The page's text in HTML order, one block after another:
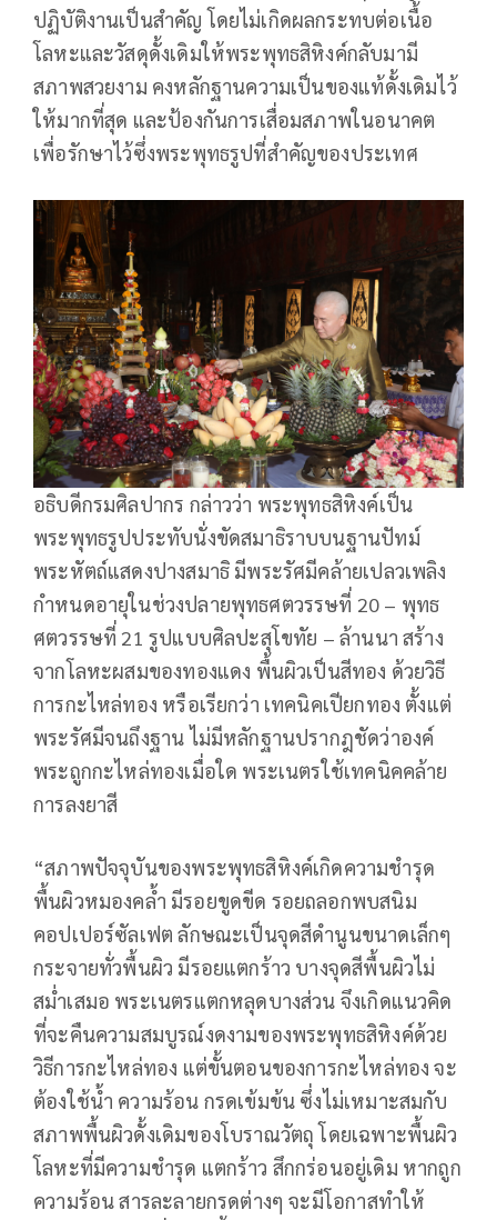
ปฏิบัติงานเป็นสำคัญ โดยไม่เกิดผลกระทบต่อเนื้อ
โลหะและวัสดุดั้งเดิมให้พระพุทธสิหิงค์กลับมามี
สภาพสวยงาม คงหลักฐานความเป็นของแท้ดั้งเดิมไว้
ให้มากที่สุด และป้องกันการเสื่อมสภาพในอนาคต
เพื่อรักษาไว้ซึ่งพระพุทธรูปที่สำคัญของประเทศ
อธิบดีกรมศิลปากร กล่าวว่า พระพุทธสิหิงค์เป็น
พระพุทธรูปประทับนั่งขัดสมาธิราบบนฐานปัทม์
พระหัตถ์แสดงปางสมาธิ มีพระรัศมีคล้ายเปลวเพลิง
กำหนดอายุในช่วงปลายพุทธศตวรรษที่ 20 – พุทธ
ศตวรรษที่ 21 รูปแบบศิลปะสุโขทัย – ล้านนา สร้าง
จากโลหะผสมของทองแดง พื้นผิวเป็นสีทอง ด้วยวิธี
การกะไหล่ทอง หรือเรียกว่า เทคนิคเปียกทอง ตั้งแต่
พระรัศมีจนถึงฐาน ไม่มีหลักฐานปรากฎชัดว่าองค์
พระถูกกะไหล่ทองเมื่อใด พระเนตรใช้เทคนิคคล้าย
การลงยาสี
“สภาพปัจจุบันของพระพุทธสิหิงค์เกิดความชำรุด
พื้นผิวหมองคล้ำ มีรอยขูดขีด รอยถลอกพบสนิม
คอปเปอร์ซัลเฟต ลักษณะเป็นจุดสีดำนูนขนาดเล็กๆ
กระจายทั่วพื้นผิว มีรอยแตกร้าว บางจุดสีพื้นผิวไม่
สม่ำเสมอ พระเนตรแตกหลุดบางส่วน จึงเกิดแนวคิด
ที่จะคืนความสมบูรณ์งดงามของพระพุทธสิหิงค์ด้วย
วิธีการกะไหล่ทอง แต่ขั้นตอนของการกะไหล่ทอง จะ
ต้องใช้น้ำ ความร้อน กรดเข้มข้น ซึ่งไม่เหมาะสมกับ
สภาพพื้นผิวดั้งเดิมของโบราณวัตถุ โดยเฉพาะพื้นผิว
โลหะที่มีความชำรุด แตกร้าว สึกกร่อนอยู่เดิม หากถูก
ความร้อน สารละลายกรดต่างๆ จะมีโอกาสทำให้